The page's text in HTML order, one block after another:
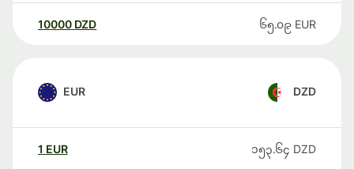
10000 DZD ၆၅.၀၉ EUR
EUR DZD
1 EUR ၁၅၃.၆၄ DZD